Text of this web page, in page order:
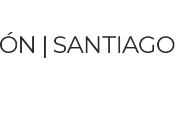
| SANTIAGO